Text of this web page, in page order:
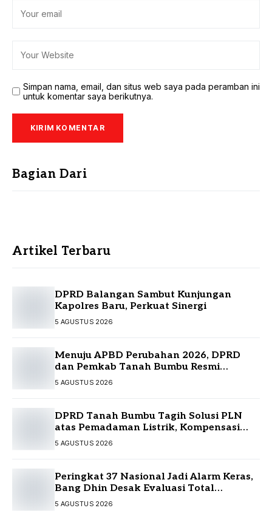
Simpan nama, email, dan situs web saya pada peramban ini
untuk komentar saya berikutnya.
Bagian Dari
Artikel Terbaru
DPRD Balangan Sambut Kunjungan
Kapolres Baru, Perkuat Sinergi
5 AGUSTUS 2026
Menuju APBD Perubahan 2026, DPRD
dan Pemkab Tanah Bumbu Resmi
Sepakati KUA-PPAS
5 AGUSTUS 2026
DPRD Tanah Bumbu Tagih Solusi PLN
atas Pemadaman Listrik, Kompensasi
Pelanggan Belum Diputuskan
5 AGUSTUS 2026
Peringkat 37 Nasional Jadi Alarm Keras,
Bang Dhin Desak Evaluasi Total
Pelayanan Investasi Kalsel
5 AGUSTUS 2026